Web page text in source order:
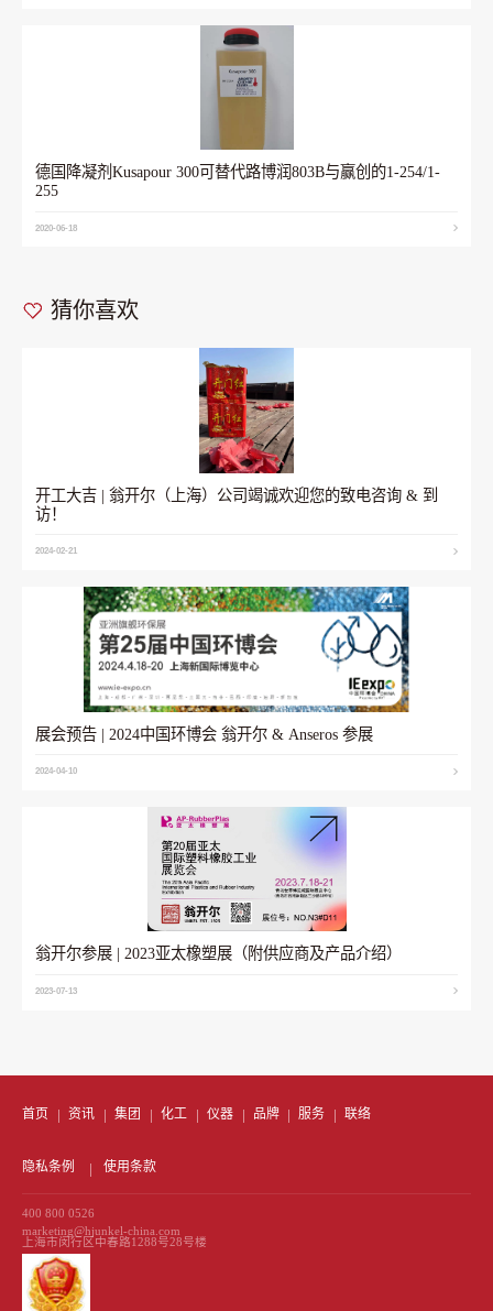
德国降凝剂Kusapour 300可替代路博润803B与赢创的1-254/1-
255
2020-06-18
猜你喜欢
开工大吉 | 翁开尔（上海）公司竭诚欢迎您的致电咨询 & 到
访！
2024-02-21
展会预告 | 2024中国环博会 翁开尔 & Anseros 参展
2024-04-10
翁开尔参展 | 2023亚太橡塑展（附供应商及产品介绍）
2023-07-13
首页 资讯 集团 化工 仪器 品牌 服务 联络
隐私条例 使用条款
400 800 0526
marketing@hjunkel-china.com
上海市闵行区中春路1288号28号楼